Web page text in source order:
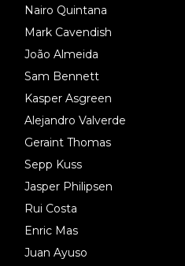
Nairo Quintana
Mark Cavendish
João Almeida
Sam Bennett
Kasper Asgreen
Alejandro Valverde
Geraint Thomas
Sepp Kuss
Jasper Philipsen
Rui Costa
Enric Mas
Juan Ayuso